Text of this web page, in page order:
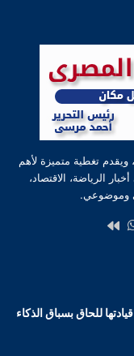
تغطية متميزة لأهم
الرياضة، الاقتصاد،
وموضوعي.
واتساب
للحاق بسباق الذكاء